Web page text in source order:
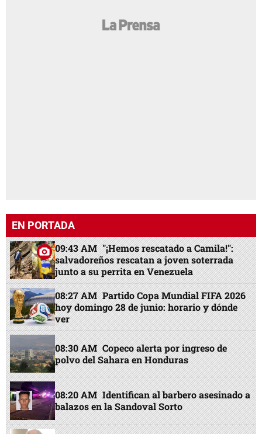
EN PORTADA
09:43 AM "¡Hemos rescatado a Camila!":
salvadoreños rescatan a joven soterrada
junto a su perrita en Venezuela
08:27 AM Partido Copa Mundial FIFA 2026
hoy domingo 28 de junio: horario y dónde
ver
08:30 AM Copeco alerta por ingreso de
polvo del Sahara en Honduras
08:20 AM Identifican al barbero asesinado a
balazos en la Sandoval Sorto